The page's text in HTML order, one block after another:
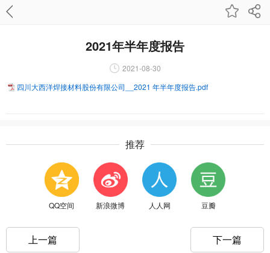
2021年半年度报告
2021-08-30
四川大西洋焊接材料股份有限公司__2021 年半年度报告.pdf
推荐
QQ空间 新浪微博 人人网 豆瓣
上一篇 下一篇